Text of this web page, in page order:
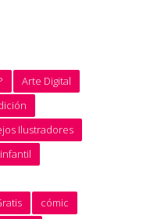
Arte Digital
Ilustradores
cómic